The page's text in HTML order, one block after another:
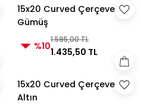
15x20 Curved Çerçeve
Gümüş
%10
1.595,00 TL
1.435,50 TL
15x20 Curved Çerçeve
Altın